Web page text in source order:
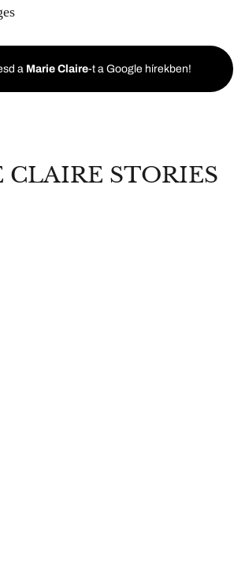
a Marie Claire-t a Google hírekben!
CLAIRE STORIES